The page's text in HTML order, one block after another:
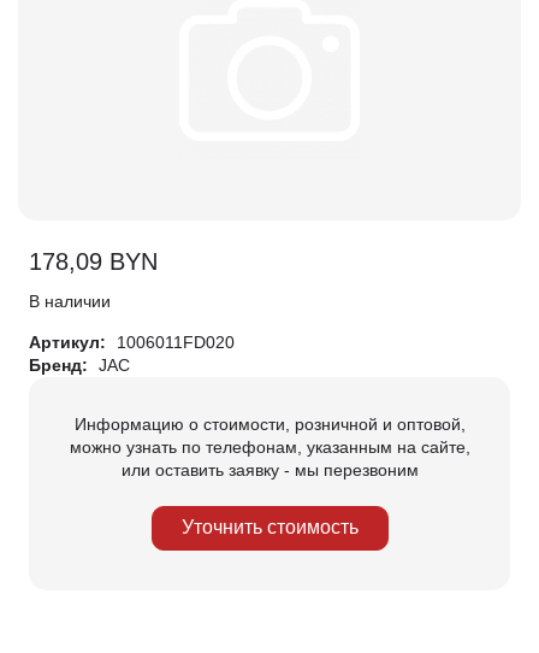
178,09 BYN
В наличии
Артикул:
1006011FD020
Бренд:
JAC
Информацию о стоимости, розничной и оптовой,
можно узнать по телефонам, указанным на сайте,
или оставить заявку - мы перезвоним
Уточнить стоимость